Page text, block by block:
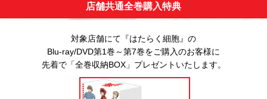
店舗共通全巻購入特典
対象店舗にて『はたらく細胞』の
Blu-ray/DVD第1巻～第7巻をご購入のお客様に
先着で「全巻収納BOX」プレゼントいたします。